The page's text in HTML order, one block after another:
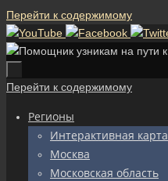
Перейти к содержимому
Перейти к содержимому
Регионы
Интерактивная карта
Москва
Московская область